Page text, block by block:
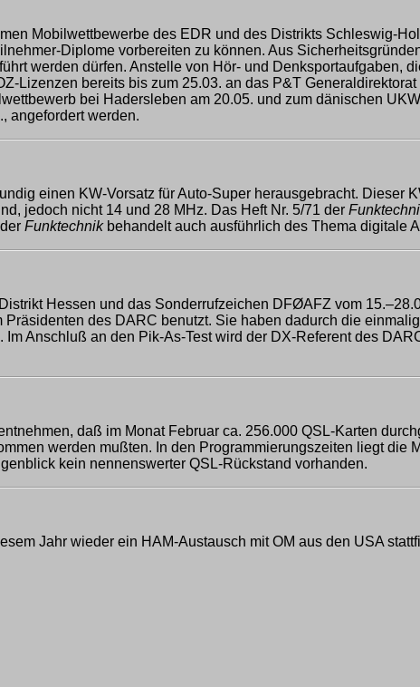
Mobilwettbewerbe des EDR und des Distrikts Schleswig-
Diplome vorbereiten zu können. Aus
werden dürfen. Anstelle von Hör- und Denksportaufgaben,
Lizenzen bereits bis zum 25.03. an das P&T
bei Hadersleben am 20.05. und zum dänischen
angefordert werden.
einen KW-Vorsatz für Auto-Super herausgebracht. Dieser
jedoch nicht 14 und 28 MHz. Das Heft Nr. 5/71 der
Funktechnikbehandelt auch ausführlich des Thema digitale
Hessen und das Sonderrufzeichen DFØAFZ vom
des DARC benutzt. Sie haben dadurch die
Anschluß an den Pik-As-Test wird der DX-Referent des
daß im Monat Februar ca. 256.000 QSL-Karten
werden mußten. In den Programmierungszeiten liegt die
kein nennenswerter QSL-Rückstand vorhanden.
Jahr wieder ein HAM-Austausch mit OM aus den USA